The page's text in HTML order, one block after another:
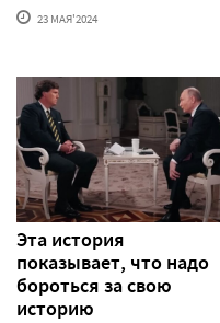
23 МАЯ'2024
Эта история
показывает, что надо
бороться за свою
историю